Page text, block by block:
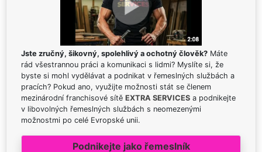
Jste zručný, šikovný, spolehlivý a ochotný člověk? Máte
rád všestrannou práci a komunikaci s lidmi? Myslíte si, že
byste si mohl vydělávat a podnikat v řemeslných službách a
pracích? Pokud ano, využijte možnosti stát se členem
mezinárodní franchisové sítě EXTRA SERVICES a podnikejte
v libovolných řemeslných službách s neomezenými
možnostmi po celé Evropské unii.
Podnikejte jako řemeslník